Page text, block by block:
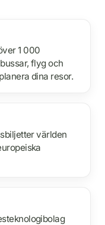
1 000
flyg och
dina resor.
världen